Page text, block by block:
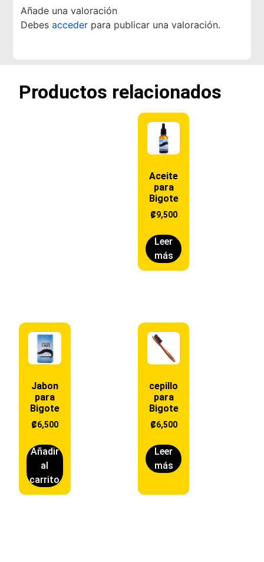
Añade una valoración
Debesacceder para publicar una valoración.
Productos relacionados
Aceite
para
Bigote
₡9,500
Leer
más
Jabon
para
Bigote
₡6,500
Añadir
al
carrito
cepillo
para
Bigote
₡6,500
Leer
más